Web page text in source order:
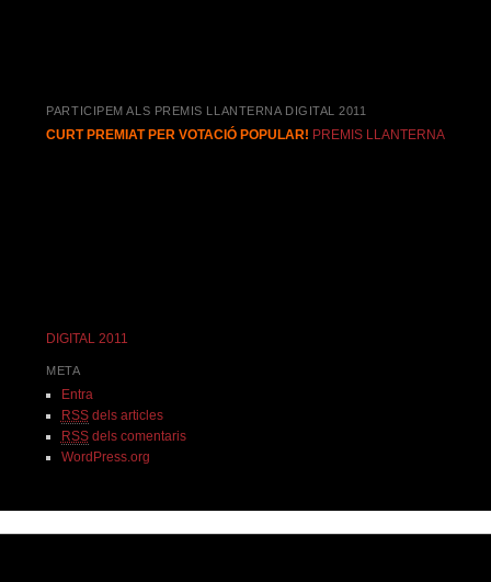
PARTICIPEM ALS PREMIS LLANTERNA DIGITAL 2011
CURT PREMIAT PER VOTACIÓ POPULAR! PREMIS LLANTERNA
DIGITAL 2011
META
Entra
RSSdels articles
RSSdels comentaris
WordPress.org